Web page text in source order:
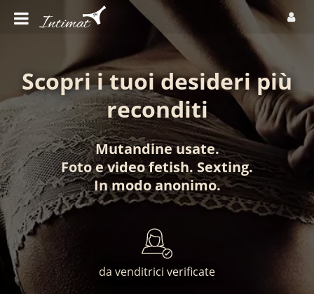
Scopri i tuoi desideri più
reconditi
Mutandine usate.
Fotoevideo fetish. Sexting.
In modo anonimo.
da venditrici verificate